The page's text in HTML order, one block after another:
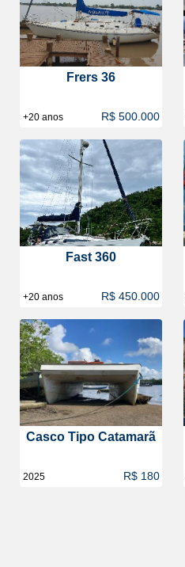
Frers 36
+20 anos R$ 500.000
Fast 360
+20 anos R$ 450.000
Casco Tipo Catamarã
2025 R$ 180